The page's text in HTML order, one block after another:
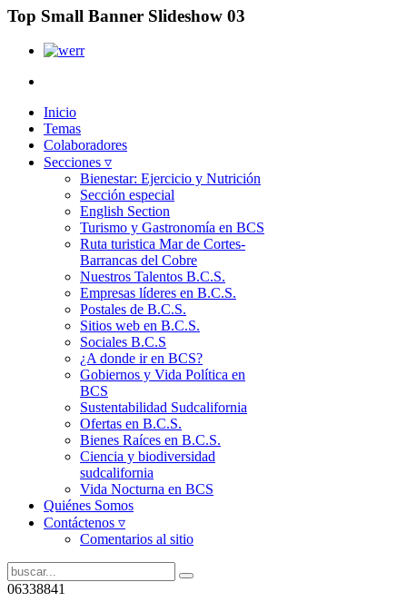
Top Small Banner Slideshow 03
Inicio
Temas
Colaboradores
Secciones ▿
Bienestar: Ejercicio y Nutrición
Sección especial
English Section
Turismo y Gastronomía en BCS
Ruta turistica Mar de Cortes-
Barrancas del Cobre
Nuestros Talentos B.C.S.
Empresas líderes en B.C.S.
Postales de B.C.S.
Sitios web en B.C.S.
Sociales B.C.S
¿A donde ir en BCS?
Gobiernos y Vida Política en
BCS
Sustentabilidad Sudcalifornia
Ofertas en B.C.S.
Bienes Raíces en B.C.S.
Ciencia y biodiversidad
sudcalifornia
Vida Nocturna en BCS
Quiénes Somos
Contáctenos ▿
Comentarios al sitio
06338841